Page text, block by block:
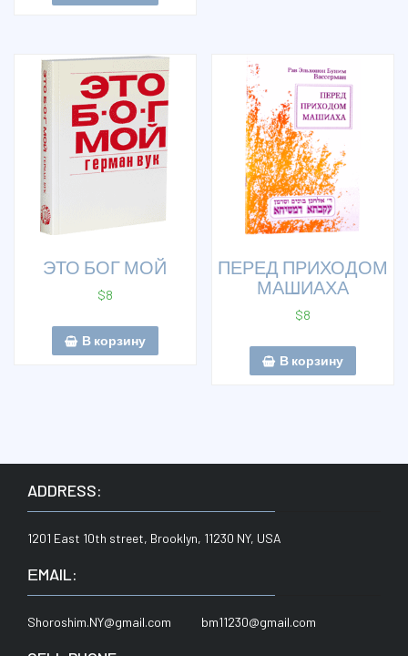
ЭТО БОГ МОЙ
$8
В корзину
ПЕРЕД ПРИХОДОМ
МАШИАХА
$8
В корзину
ADDRESS:
1201 East 10th street, Brooklyn, 11230 NY, USA
ЕMAIL:
Shoroshim.NY@gmail.com bm11230@gmail.com